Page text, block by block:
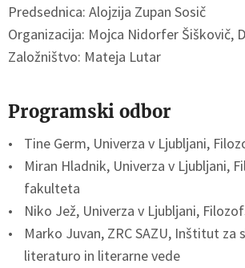
Predsednica: Alojzija Zupan Sosič
Organizacija: Mojca Nidorfer Šiškovič,
Založništvo: Mateja Lutar
Programski odbor
Tine Germ, Univerza v Ljubljani,
Miran Hladnik, Univerza v Ljubljani,
fakulteta
Niko Jež, Univerza v Ljubljani,
Marko Juvan, ZRC SAZU, Inštitut za
literaturo in literarne vede